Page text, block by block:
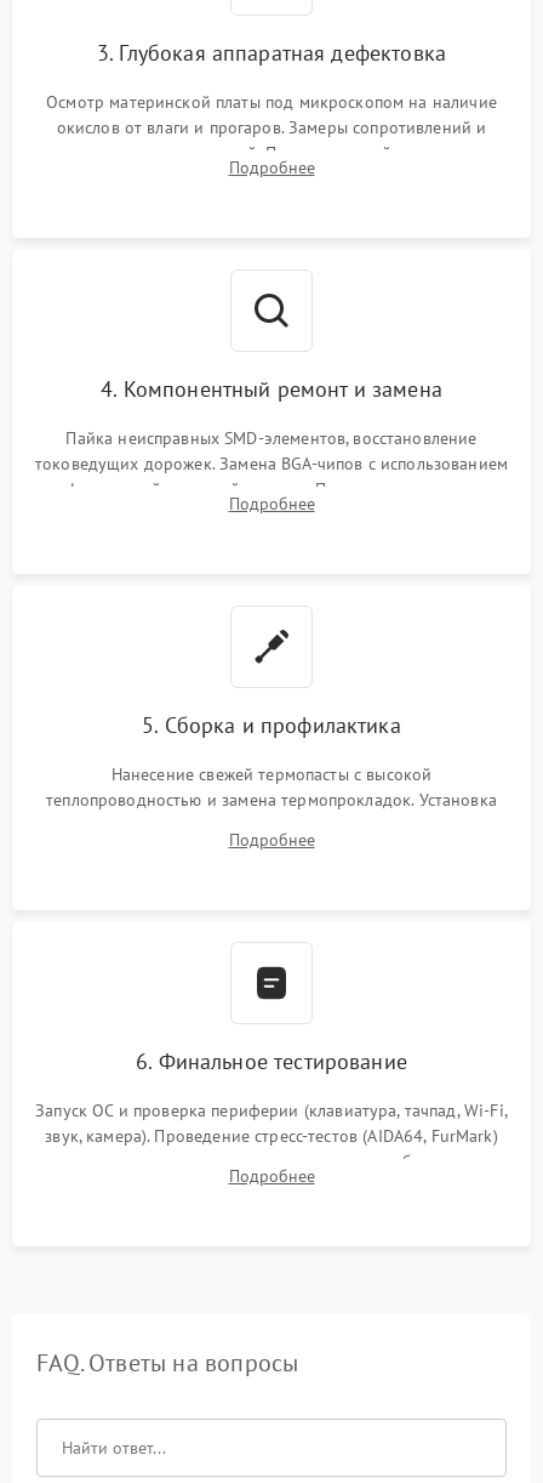
3. Глубокая аппаратная дефектовка
Осмотр материнской платы под микроскопом на наличие
окислов от влаги и прогаров. Замеры сопротивлений и
дежурных напряжений. Проверка цепей питания,
мультиконтроллера, процессора и видеочипа.
Подробнее
4. Компонентный ремонт и замена
Пайка неисправных SMD-элементов, восстановление
токоведущих дорожек. Замена BGA-чипов с использованием
инфракрасной паяльной станции. Прошивка микросхемы
BIOS или замена поврежденных портов USB
Подробнее
5. Сборка и профилактика
Нанесение свежей термопасты с высокой
теплопроводностью и замена термопрокладок. Установка
шлейфов, модулей памяти и накопителей. Предварительная
Подробнее
6. Финальное тестирование
Запуск ОС и проверка периферии (клавиатура, тачпад, Wi-Fi,
звук, камера). Проведение стресс-тестов (AIDA64, FurMark)
для контроля температурного режима и стабильности
системы под пиковой нагрузкой.
Подробнее
FAQ. Ответы на вопросы